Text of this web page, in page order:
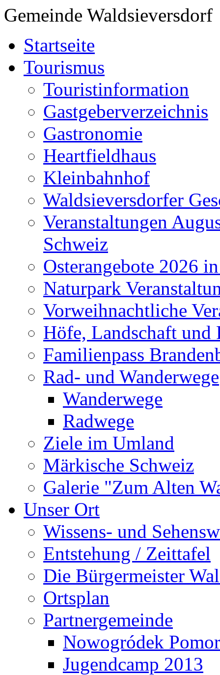
Gemeinde Waldsieversdorf
Startseite
Tourismus
Touristinformation
Gastgeberverzeichnis
Gastronomie
Heartfieldhaus
Kleinbahnhof
Waldsieversdorfer
Veranstaltungen
Schweiz
Osterangebote 2026
Naturpark
Vorweihnachtliche
Höfe, Landschaft und
Familienpass
Rad- und Wanderwege
Wanderwege
Radwege
Ziele im Umland
Märkische Schweiz
Galerie "Zum Alten
Unser Ort
Wissens- und
Entstehung / Zeittafel
Die Bürgermeister
Ortsplan
Partnergemeinde
Nowogródek
Jugendcamp 2013